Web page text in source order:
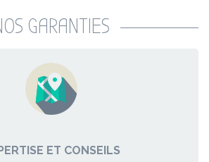
GARANTIES
ET CONSEILS